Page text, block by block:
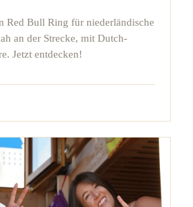
Red Bull Ring für niederländische
an der Strecke, mit Dutch-
Jetzt entdecken!